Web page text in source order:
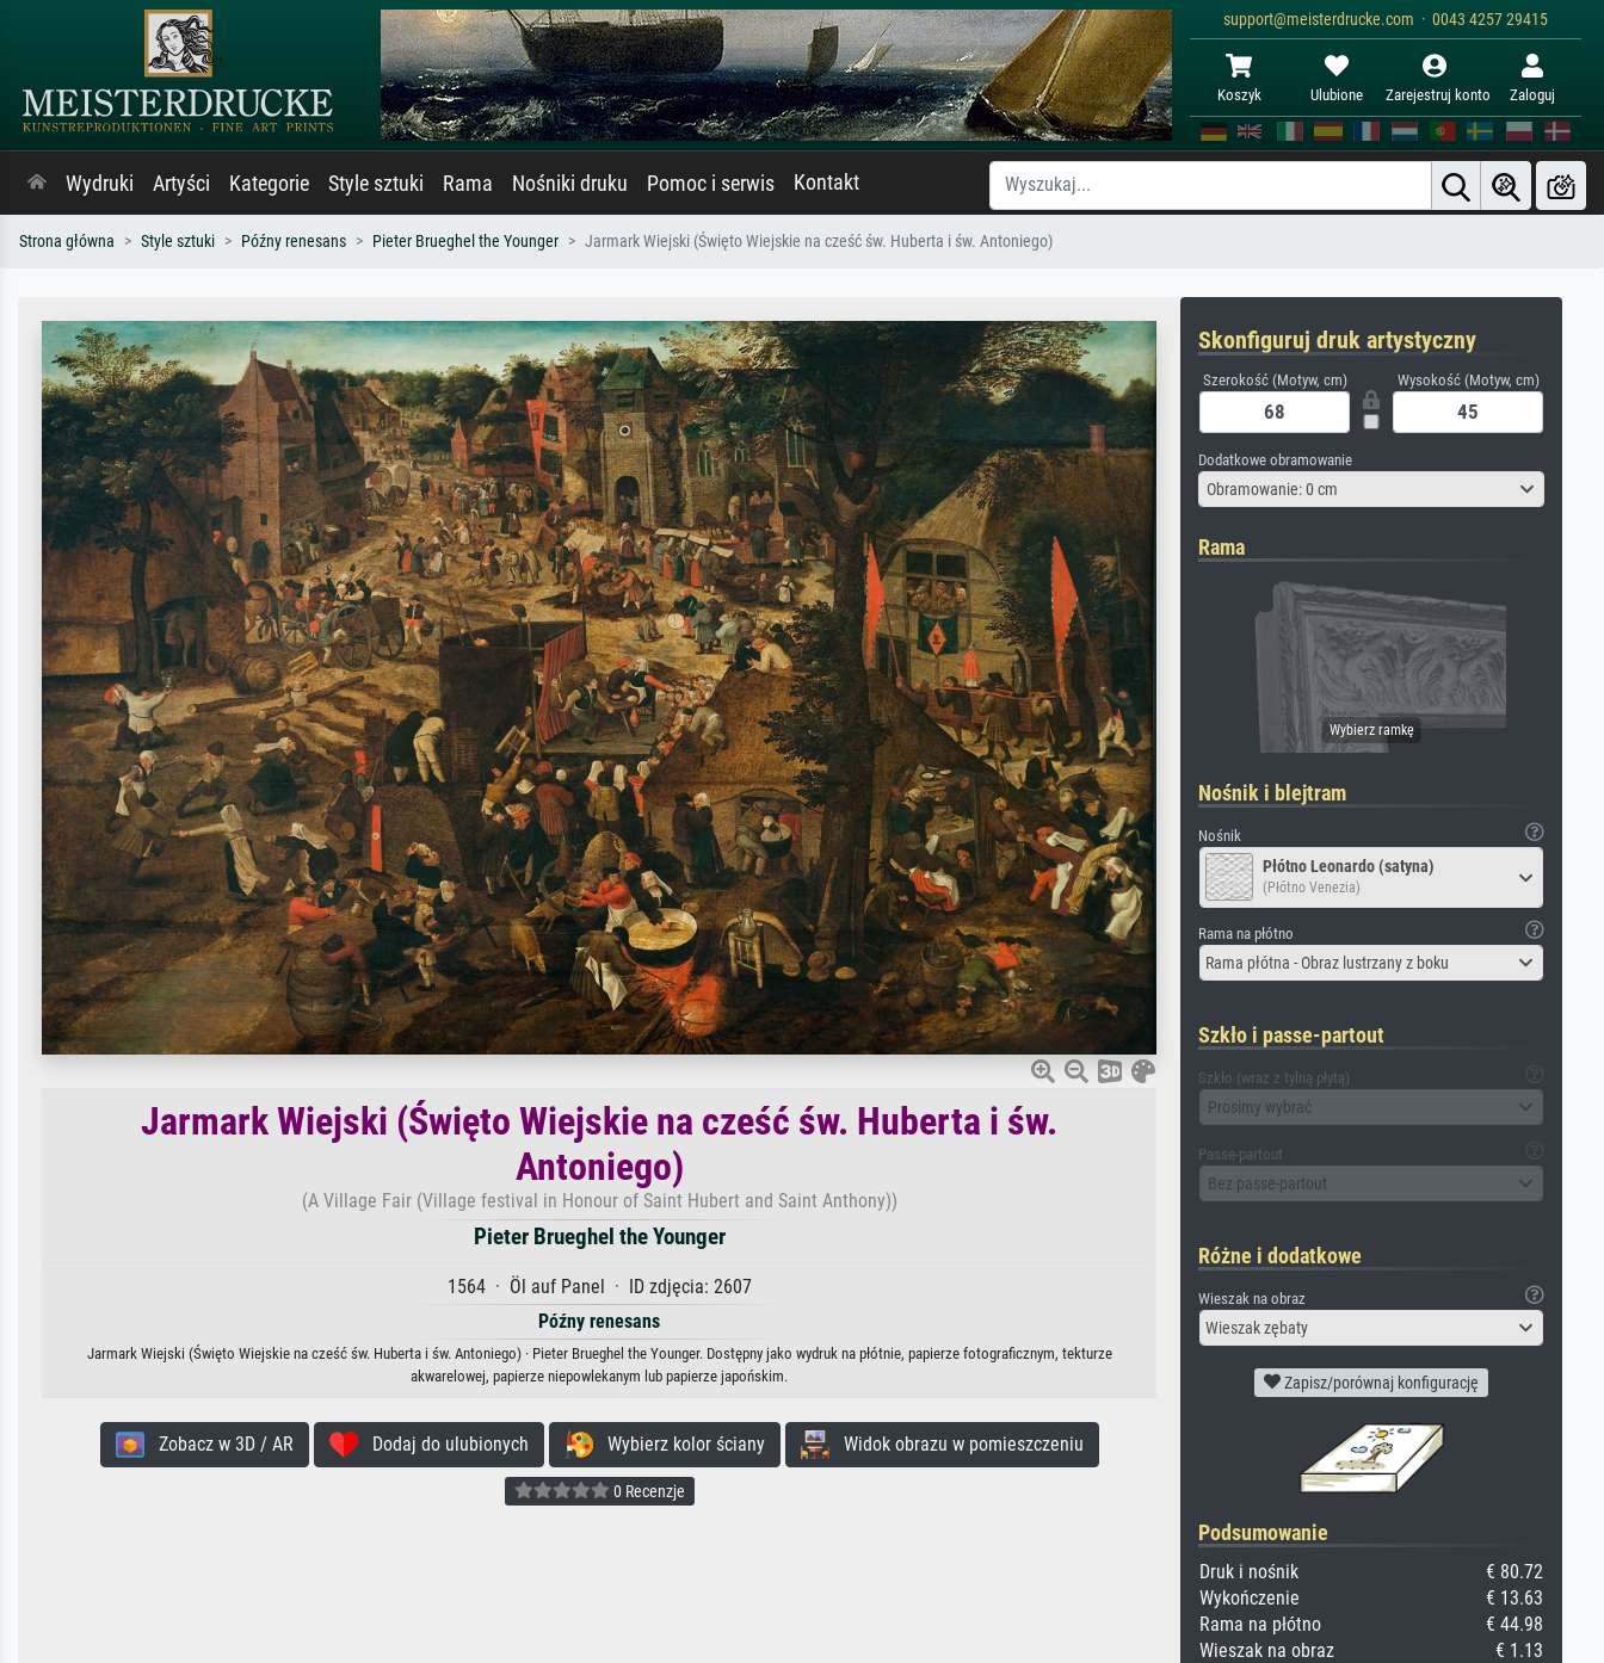
support@meisterdrucke.com · 0043 4257 29415
Koszyk Ulubione Zarejestruj konto Zaloguj
Wydruki Artyści Kategorie Style sztuki Rama Nośniki druku Pomoc i serwis Kontakt
Strona główna Style sztuki Późny renesans Pieter Brueghel the Younger Jarmark Wiejski (Święto Wiejskie na cześć św. Huberta i św. Antoniego)
Jarmark Wiejski (Święto Wiejskie na cześć św. Huberta i św.
Antoniego)
(A Village Fair (Village festival in Honour of Saint Hubert and Saint Anthony))
Pieter Brueghel the Younger
1564 · Öl auf Panel · ID zdjęcia: 2607
Późny renesans
Jarmark Wiejski (Święto Wiejskie na cześć św. Huberta i św. Antoniego) · Pieter Brueghel the Younger. Dostępny jako wydruk na płótnie, papierze fotograficznym, tekturze
akwarelowej, papierze niepowlekanym lub papierze japońskim.
Zobacz w 3D / AR Dodaj do ulubionych Wybierz kolor ściany Widok obrazu w pomieszczeniu
0 Recenzje
Skonfiguruj druk artystyczny
Szerokość (Motyw, cm) Wysokość (Motyw, cm)
Dodatkowe obramowanie
Obramowanie: 0 cm
Rama
Nośnik i blejtram
Nośnik
Płótno Leonardo (satyna)
(Płótno Venezia)
Rama na płótno
Rama płótna - Obraz lustrzany z boku
Szkło i passe-partout
Szkło (wraz z tylną płytą)
Prosimy wybrać
Passe-partout
Bez passe-partout
Różne i dodatkowe
Wieszak na obraz
Wieszak zębaty
Zapisz/porównaj konfigurację
Podsumowanie
Druk i nośnik
€ 80.72
Wykończenie
€ 13.63
Rama na płótno
€ 44.98
Wieszak na obraz
€ 1.13